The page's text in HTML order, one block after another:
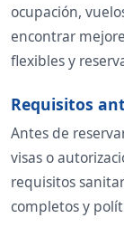
ocupación,
encontrar
flexibles y
Requisitos
Antes de
visas o
requisitos
completos y